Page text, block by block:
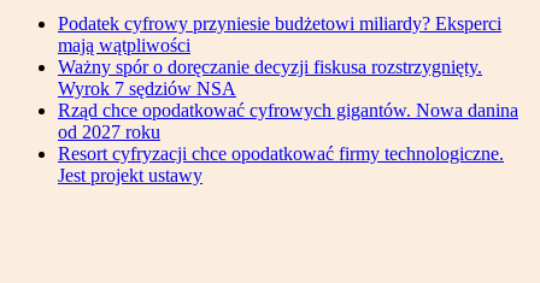
Podatek cyfrowy przyniesie budżetowi miliardy? Eksperci
mają wątpliwości
Ważny spór o doręczanie decyzji fiskusa rozstrzygnięty.
Wyrok 7 sędziów NSA
Rząd chce opodatkować cyfrowych gigantów. Nowa danina
od 2027 roku
Resort cyfryzacji chce opodatkować firmy technologiczne.
Jest projekt ustawy